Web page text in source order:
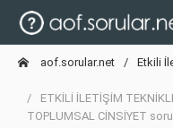
aof.sorular.net Etkili
ETKİLİ İLETİŞİM
TOPLUMSAL CİNSİYET